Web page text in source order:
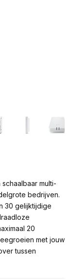
multi-
bedrijven.
30 gelijktijdige
20
met jouw
tussen